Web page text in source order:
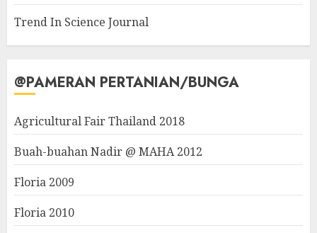
Trend In Science Journal
@PAMERAN PERTANIAN/BUNGA
Agricultural Fair Thailand 2018
Buah-buahan Nadir @ MAHA 2012
Floria 2009
Floria 2010